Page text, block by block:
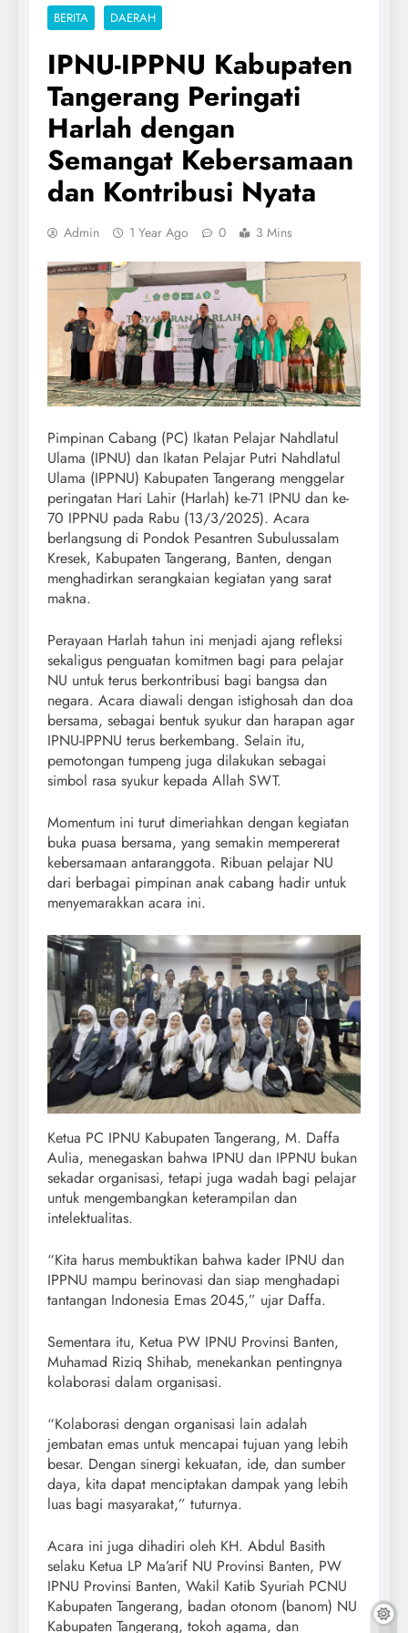
BERITA DAERAH
IPNU-IPPNU Kabupaten
Tangerang Peringati
Harlah dengan
Semangat Kebersamaan
dan Kontribusi Nyata
Admin 1 Year Ago 0 3 Mins
Pimpinan Cabang (PC) Ikatan Pelajar Nahdlatul
Ulama (IPNU) dan Ikatan Pelajar Putri Nahdlatul
Ulama (IPPNU) Kabupaten Tangerang menggelar
peringatan Hari Lahir (Harlah) ke-71 IPNU dan ke-
70 IPPNU pada Rabu (13/3/2025). Acara
berlangsung di Pondok Pesantren Subulussalam
Kresek, Kabupaten Tangerang, Banten, dengan
menghadirkan serangkaian kegiatan yang sarat
makna.
Perayaan Harlah tahun ini menjadi ajang refleksi
sekaligus penguatan komitmen bagi para pelajar
NU untuk terus berkontribusi bagi bangsa dan
negara. Acara diawali dengan istighosah dan doa
bersama, sebagai bentuk syukur dan harapan agar
IPNU-IPPNU terus berkembang. Selain itu,
pemotongan tumpeng juga dilakukan sebagai
simbol rasa syukur kepada Allah SWT.
Momentum ini turut dimeriahkan dengan kegiatan
buka puasa bersama, yang semakin mempererat
kebersamaan antaranggota. Ribuan pelajar NU
dari berbagai pimpinan anak cabang hadir untuk
menyemarakkan acara ini.
Ketua PC IPNU Kabupaten Tangerang, M. Daffa
Aulia, menegaskan bahwa IPNU dan IPPNU bukan
sekadar organisasi, tetapi juga wadah bagi pelajar
untuk mengembangkan keterampilan dan
intelektualitas.
“Kita harus membuktikan bahwa kader IPNU dan
IPPNU mampu berinovasi dan siap menghadapi
tantangan Indonesia Emas 2045,” ujar Daffa.
Sementara itu, Ketua PW IPNU Provinsi Banten,
Muhamad Riziq Shihab, menekankan pentingnya
kolaborasi dalam organisasi.
“Kolaborasi dengan organisasi lain adalah
jembatan emas untuk mencapai tujuan yang lebih
besar. Dengan sinergi kekuatan, ide, dan sumber
daya, kita dapat menciptakan dampak yang lebih
luas bagi masyarakat,” tuturnya.
Acara ini juga dihadiri oleh KH. Abdul Basith
selaku Ketua LP Ma’arif NU Provinsi Banten, PW
IPNU Provinsi Banten, Wakil Katib Syuriah PCNU
Kabupaten Tangerang, badan otonom (banom) NU
Kabupaten Tangerang, tokoh agama, dan